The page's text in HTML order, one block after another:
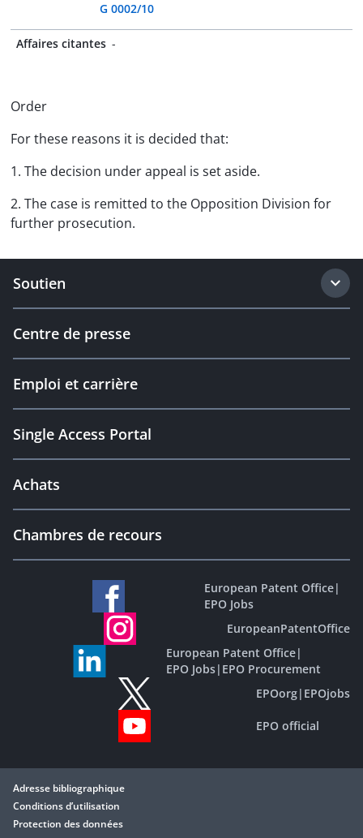
G 0002/10
Affaires citantes -
Order
For these reasons it is decided that:
1. The decision under appeal is set aside.
2. The case is remitted to the Opposition Division for
further prosecution.
Soutien
Centre de presse
Emploi et carrière
Single Access Portal
Achats
Chambres de recours
European Patent Office|
EPO Jobs
EuropeanPatentOffice
European Patent Office|
EPO Jobs| EPO Procurement
EPOorg| EPOjobs
EPO official
Adresse bibliographique
Conditions d’utilisation
Protection des données